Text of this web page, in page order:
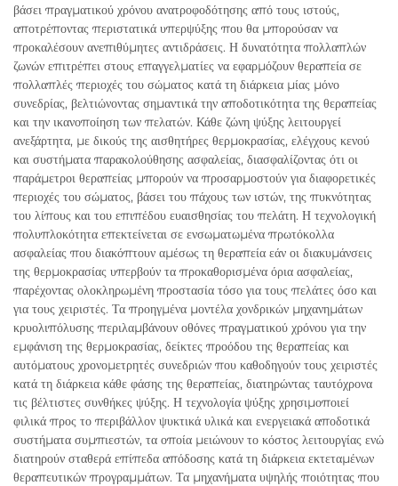
βάσει πραγματικού χρόνου ανατροφοδότησης από τους ιστούς,
αποτρέποντας περιστατικά υπερψύξης που θα μπορούσαν να
προκαλέσουν ανεπιθύμητες αντιδράσεις. Η δυνατότητα πολλαπλών
ζωνών επιτρέπει στους επαγγελματίες να εφαρμόζουν θεραπεία σε
πολλαπλές περιοχές του σώματος κατά τη διάρκεια μίας μόνο
συνεδρίας, βελτιώνοντας σημαντικά την αποδοτικότητα της θεραπείας
και την ικανοποίηση των πελατών. Κάθε ζώνη ψύξης λειτουργεί
ανεξάρτητα, με δικούς της αισθητήρες θερμοκρασίας, ελέγχους κενού
και συστήματα παρακολούθησης ασφαλείας, διασφαλίζοντας ότι οι
παράμετροι θεραπείας μπορούν να προσαρμοστούν για διαφορετικές
περιοχές του σώματος, βάσει του πάχους των ιστών, της πυκνότητας
του λίπους και του επιπέδου ευαισθησίας του πελάτη. Η τεχνολογική
πολυπλοκότητα επεκτείνεται σε ενσωματωμένα πρωτόκολλα
ασφαλείας που διακόπτουν αμέσως τη θεραπεία εάν οι διακυμάνσεις
της θερμοκρασίας υπερβούν τα προκαθορισμένα όρια ασφαλείας,
παρέχοντας ολοκληρωμένη προστασία τόσο για τους πελάτες όσο και
για τους χειριστές. Τα προηγμένα μοντέλα χονδρικών μηχανημάτων
κρυολιπόλυσης περιλαμβάνουν οθόνες πραγματικού χρόνου για την
εμφάνιση της θερμοκρασίας, δείκτες προόδου της θεραπείας και
αυτόματους χρονομετρητές συνεδριών που καθοδηγούν τους χειριστές
κατά τη διάρκεια κάθε φάσης της θεραπείας, διατηρώντας ταυτόχρονα
τις βέλτιστες συνθήκες ψύξης. Η τεχνολογία ψύξης χρησιμοποιεί
φιλικά προς το περιβάλλον ψυκτικά υλικά και ενεργειακά αποδοτικά
συστήματα συμπιεστών, τα οποία μειώνουν το κόστος λειτουργίας ενώ
διατηρούν σταθερά επίπεδα απόδοσης κατά τη διάρκεια εκτεταμένων
θεραπευτικών προγραμμάτων. Τα μηχανήματα υψηλής ποιότητας που